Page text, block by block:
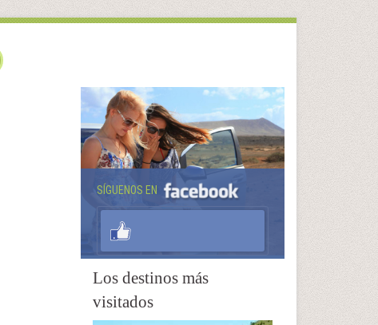
SÍGUENOS EN
Los destinos más
visitados